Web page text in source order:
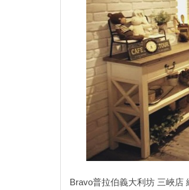
Bravo普拉伯義大利坊 三峽店